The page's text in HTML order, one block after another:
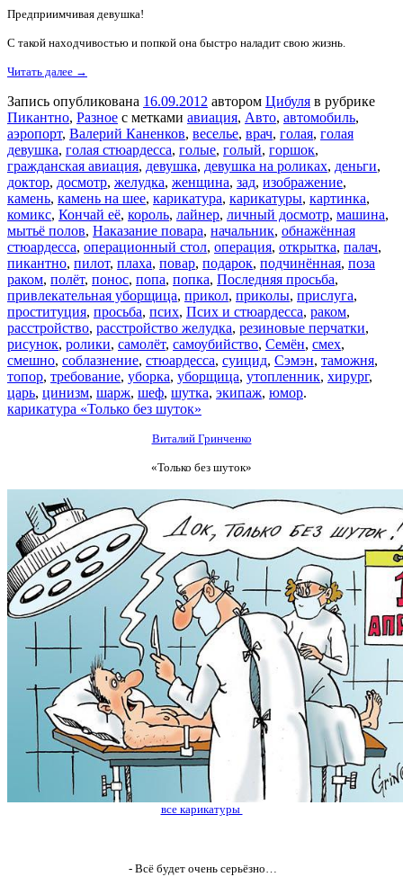
Предприимчивая девушка!
С такой находчивостью и попкой она быстро наладит свою жизнь.
Читать далее →
Запись опубликована 16.09.2012 автором Цибуля в рубрике
Пикантно, Разное с метками авиация, Авто, автомобиль,
аэропорт, Валерий Каненков, веселье, врач, голая, голая
девушка, голая стюардесса, голые, голый, горшок,
гражданская авиация, девушка, девушка на роликах, деньги,
доктор, досмотр, желудка, женщина, зад, изображение,
камень, камень на шее, карикатура, карикатуры, картинка,
комикс, Кончай её, король, лайнер, личный досмотр, машина,
мытьё полов, Наказание повара, начальник, обнажённая
стюардесса, операционный стол, операция, открытка, палач,
пикантно, пилот, плаха, повар, подарок, подчинённая, поза
раком, полёт, понос, попа, попка, Последняя просьба,
привлекательная уборщица, прикол, приколы, прислуга,
проституция, просьба, псих, Псих и стюардесса, раком,
расстройство, расстройство желудка, резиновые перчатки,
рисунок, ролики, самолёт, самоубийство, Семён, смех,
смешно, соблазнение, стюардесса, суицид, Сэмэн, таможня,
топор, требование, уборка, уборщица, утопленник, хирург,
царь, цинизм, шарж, шеф, шутка, экипаж, юмор.
карикатура «Только без шуток»
Виталий Гринченко
«Только без шуток»
все карикатуры
- Всё будет очень серьёзно…